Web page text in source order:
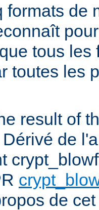
formats de
tous les
toutes les
result of
de
de